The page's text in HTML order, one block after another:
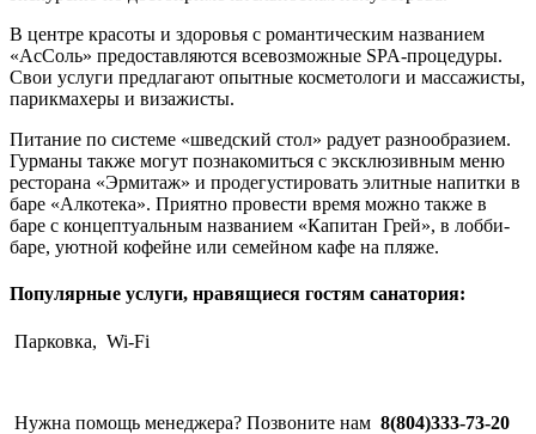
В центре красоты и здоровья с романтическим названием
«АсСоль» предоставляются всевозможные SPA-процедуры.
Свои услуги предлагают опытные косметологи и массажисты,
парикмахеры и визажисты.
Питание по системе «шведский стол» радует разнообразием.
Гурманы также могут познакомиться с эксклюзивным меню
ресторана «Эрмитаж» и продегустировать элитные напитки в
баре «Алкотека». Приятно провести время можно также в
баре с концептуальным названием «Капитан Грей», в лобби-
баре, уютной кофейне или семейном кафе на пляже.
Популярные услуги, нравящиеся гостям санатория:
Парковка, Wi-Fi
Нужна помощь менеджера? Позвоните нам 8(804)333-73-20